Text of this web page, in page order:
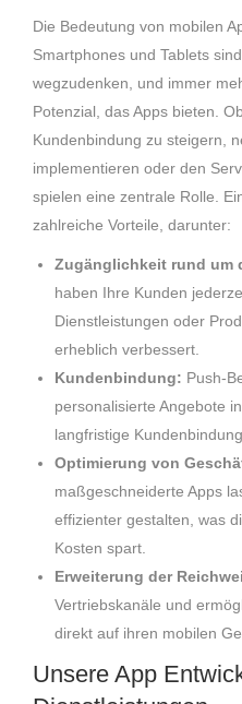
Die Bedeutung von mobilen
Smartphones und Tablets
wegzudenken, und immer
Potenzial, das Apps bieten.
Kundenbindung zu steigern,
implementieren oder den
spielen eine zentrale Rolle.
zahlreiche Vorteile, darunter:
Zugänglichkeit rund um
haben Ihre Kunden
Dienstleistungen oder
erheblich verbessert.
Kundenbindung: Push-
personalisierte Angebote
langfristige
Optimierung von
maßgeschneiderte Apps
effizienter gestalten, was
Kosten spart.
Erweiterung der
Vertriebskanäle und
direkt auf ihren mobilen
Unsere App